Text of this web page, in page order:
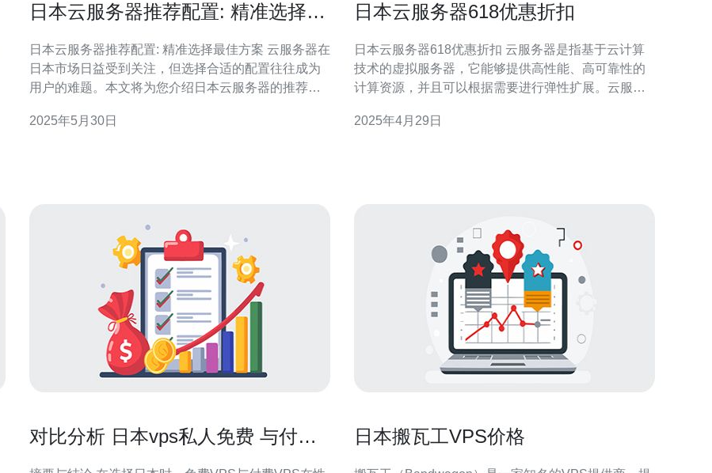
日本云服务器推荐配置: 精准选择最
日本云服务器推荐配置: 精准选择最佳方案 云服务器在
日本市场日益受到关注，但选择合适的配置往往成为
用户的难题。本文将为您介绍日本云服务器的推荐配
推荐主要根据用户需求和预算来确定。一般来说，推
2025年5月30日
日本云服务器618优惠折扣
日本云服务器618优惠折扣 云服务器是指基于云计算
技术的虚拟服务器，它能够提供高性能、高可靠性的
计算资源，并且可以根据需要进行弹性扩展。云服务
管理。 日本作为亚洲的科技强国，拥有先进的技术和
2025年4月29日
对比分析 日本vps私人免费 与付费
日本搬瓦工VPS价格